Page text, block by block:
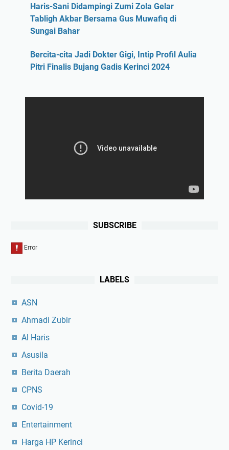
Haris-Sani Didampingi Zumi Zola Gelar
Tabligh Akbar Bersama Gus Muwafiq di
Sungai Bahar
Bercita-cita Jadi Dokter Gigi, Intip Profil Aulia
Pitri Finalis Bujang Gadis Kerinci 2024
SUBSCRIBE
LABELS
ASN
Ahmadi Zubir
Al Haris
Asusila
Berita Daerah
CPNS
Covid-19
Entertainment
Harga HP Kerinci